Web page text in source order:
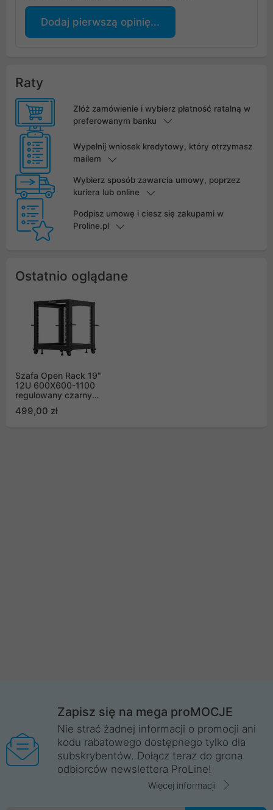
Dodaj pierwszą opinię...
Raty
Złóż zamówienie i wybierz płatność ratalną w
preferowanym banku
Wypełnij wniosek kredytowy, który otrzymasz
mailem
Wybierz sposób zawarcia umowy, poprzez
kuriera lub online
Podpisz umowę i ciesz się zakupami w
Proline.pl
Ostatnio oglądane
Szafa Open Rack 19"
12U 600X600-1100
regulowany czarny
499,00 zł
Zapisz się na mega proMOCJE
Nie strać żadnej informacji o promocji ani
kodu rabatowego dostępnego tylko dla
subskrybentów. Dołącz teraz do grona
odbiorców newslettera ProLine!
Więcej informacji